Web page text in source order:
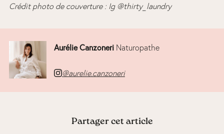
Crédit photo de couverture : Ig @thirty_laundry
Aurélie Canzoneri Naturopathe
@aurelie.canzoneri
Partager cet article